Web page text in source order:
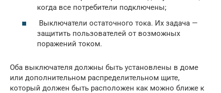
когда все потребители подключены;
Выключатели остаточного тока. Их задача —
защитить пользователей от возможных
поражений током.
Оба выключателя должны быть установлены в доме
или дополнительном распределительном щите,
который должен быть расположен как можно ближе к